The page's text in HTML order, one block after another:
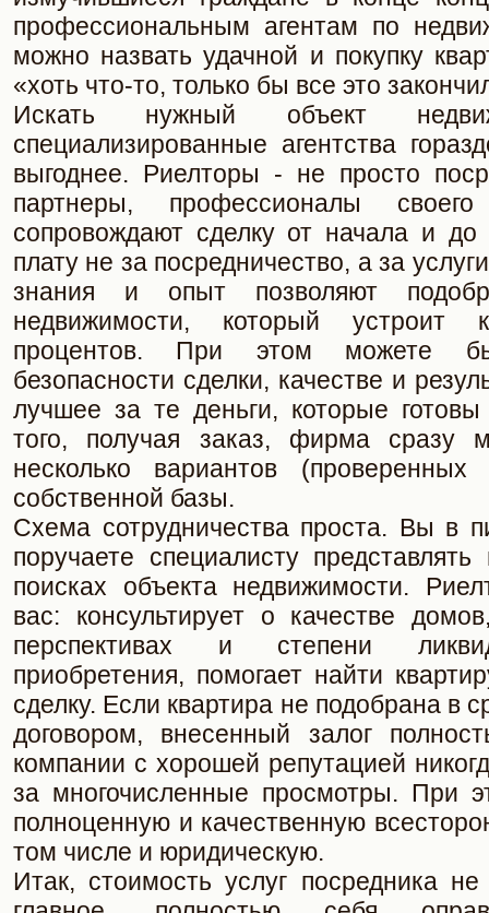
профессиональным агентам по
можно назвать удачной и покупку
«хоть что-то, только бы все это
Искать нужный объект
специализированные агентства
выгоднее. Риелторы - не просто
партнеры, профессионалы
сопровождают сделку от начала и
плату не за посредничество, а за
знания и опыт позволяют
недвижимости, который устроит
процентов. При этом можете
безопасности сделки, качестве и
лучшее за те деньги, которые
того, получая заказ, фирма сразу
несколько вариантов
собственной базы.
Схема сотрудничества проста. Вы в
поручаете специалисту
поисках объекта недвижимости.
вас: консультирует о качестве
перспективах и степени
приобретения, помогает найти
сделку. Если квартира не подобрана в
договором, внесенный залог
компании с хорошей репутацией
за многочисленные просмотры. При
полноценную и качественную
том числе и юридическую.
Итак, стоимость услуг посредника